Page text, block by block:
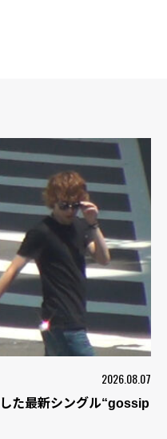
2026.08.07
た最新シングル“gossip